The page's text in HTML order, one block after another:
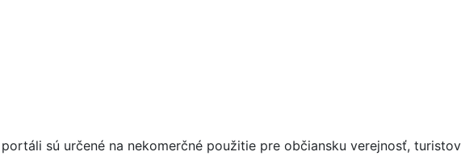
sú určené na nekomerčné použitie pre občiansku verejnosť,